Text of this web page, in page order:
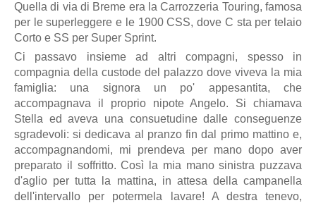
Quella di via di Breme era la Carrozzeria Touring, famosa
per le superleggere e le 1900 CSS, dove C sta per telaio
Corto e SS per Super Sprint.
Ci passavo insieme ad altri compagni, spesso in
compagnia della custode del palazzo dove viveva la mia
famiglia: una signora un po' appesantita, che
accompagnava il proprio nipote Angelo. Si chiamava
Stella ed aveva una consuetudine dalle conseguenze
sgradevoli: si dedicava al pranzo fin dal primo mattino e,
accompagnandomi, mi prendeva per mano dopo aver
preparato il soffritto. Così la mia mano sinistra puzzava
d'aglio per tutta la mattina, in attesa della campanella
dell'intervallo per potermela lavare! A destra tenevo,